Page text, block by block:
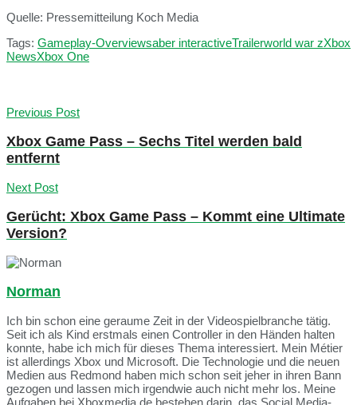
Quelle: Pressemitteilung Koch Media
Tags: Gameplay-Overviewsaber interactiveTrailerworld war zXbox
NewsXbox One
Previous Post
Xbox Game Pass – Sechs Titel werden bald
entfernt
Next Post
Gerücht: Xbox Game Pass – Kommt eine Ultimate
Version?
Norman
Ich bin schon eine geraume Zeit in der Videospielbranche tätig.
Seit ich als Kind erstmals einen Controller in den Händen halten
konnte, habe ich mich für dieses Thema interessiert. Mein Métier
ist allerdings Xbox und Microsoft. Die Technologie und die neuen
Medien aus Redmond haben mich schon seit jeher in ihren Bann
gezogen und lassen mich irgendwie auch nicht mehr los. Meine